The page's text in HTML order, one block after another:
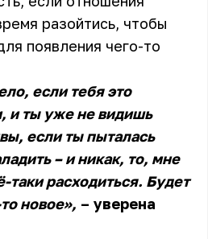
разойтись, чтобы
появления чего-то
если тебя это
и ты уже не видишь
если ты пыталась
– и никак, то, мне
расходиться. Будет
новое», – уверена